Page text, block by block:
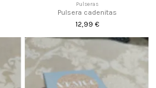
Pulseras
Pulsera cadenitas
12,99 €